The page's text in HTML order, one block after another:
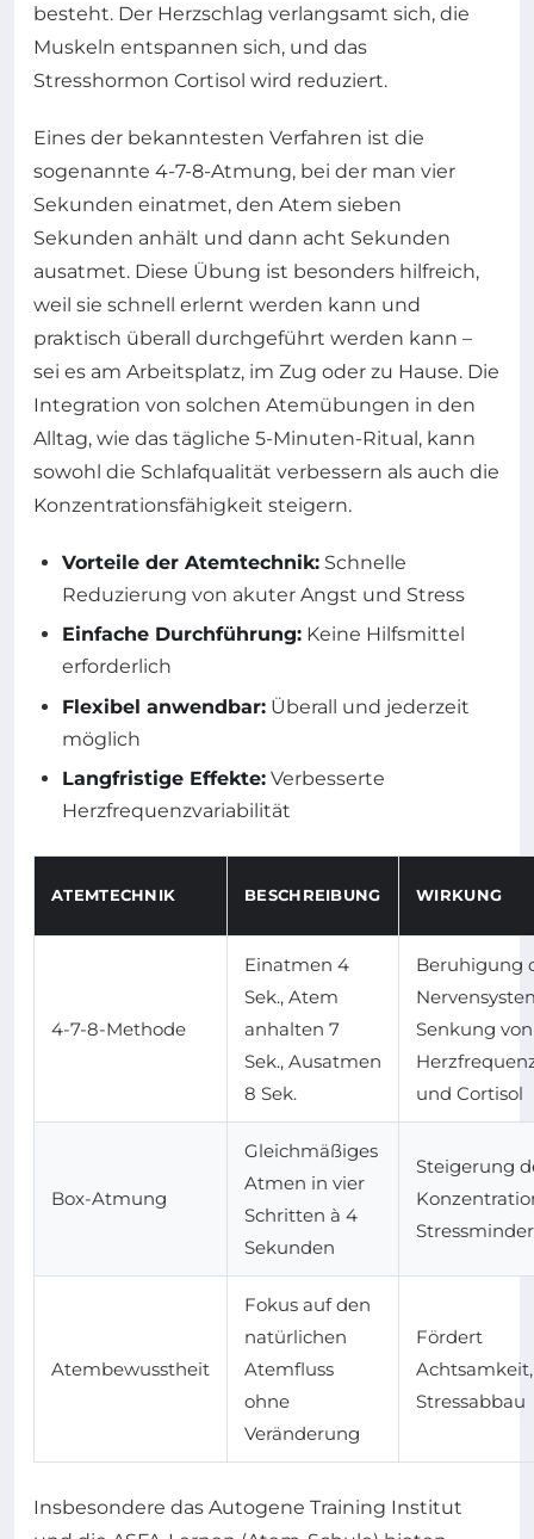
besteht. Der Herzschlag verlangsamt sich, die
Muskeln entspannen sich, und das
Stresshormon Cortisol wird reduziert.
Eines der bekanntesten Verfahren ist die
sogenannte 4-7-8-Atmung, bei der man vier
Sekunden einatmet, den Atem sieben
Sekunden anhält und dann acht Sekunden
ausatmet. Diese Übung ist besonders hilfreich,
weil sie schnell erlernt werden kann und
praktisch überall durchgeführt werden kann –
sei es am Arbeitsplatz, im Zug oder zu Hause. Die
Integration von solchen Atemübungen in den
Alltag, wie das tägliche 5-Minuten-Ritual, kann
sowohl die Schlafqualität verbessern als auch die
Konzentrationsfähigkeit steigern.
Vorteile der Atemtechnik: Schnelle
Reduzierung von akuter Angst und Stress
Einfache Durchführung: Keine Hilfsmittel
erforderlich
Flexibel anwendbar: Überall und jederzeit
möglich
Langfristige Effekte: Verbesserte
Herzfrequenzvariabilität
ATEMTECHNIK BESCHREIBUNG WIRKUNG
4-7-8-Methode
Einatmen 4
Sek., Atem
anhalten 7
Sek., Ausatmen
8 Sek.
Beruhigung
Senkung von
und Cortisol
Box-Atmung
Gleichmäßiges
Atmen in vier
Schritten à 4
Sekunden
Steigerung
Atembewusstheit
Fokus auf den
natürlichen
Atemfluss
ohne
Veränderung
Fördert
Achtsamkeit,
Stressabbau
Insbesondere das Autogene Training Institut